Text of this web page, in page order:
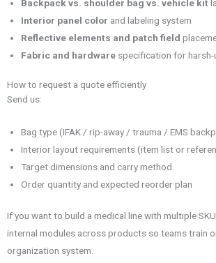
Backpack vs. shoulder bag vs. vehicle kit
Interior panel color and labeling system
Reflective elements and patch field
Fabric and hardware specification for
How to request a quote efficiently
Send us:
Bag type (IFAK / rip-away / trauma / EMS
Interior layout requirements (item list or
Target dimensions and carry method
Order quantity and expected reorder plan
If you want to build a medical line with multiple
internal modules across products so teams train
organization system.